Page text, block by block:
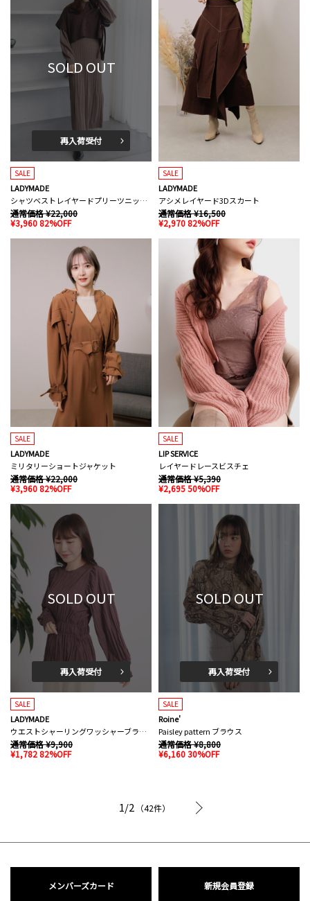
SOLD OUT
再入荷受付
SALE
LADYMADE
シャツベストレイヤードプリーツニットワンピース
通常価格 ¥22,000
¥3,960 82%OFF
SALE
LADYMADE
アシメレイヤード3Dスカート
通常価格 ¥16,500
¥2,970 82%OFF
SALE
LADYMADE
ミリタリーショートジャケット
通常価格 ¥22,000
¥3,960 82%OFF
SALE
LIP SERVICE
レイヤードレースビスチェ
通常価格 ¥5,390
¥2,695 50%OFF
SOLD OUT
再入荷受付
SALE
LADYMADE
ウエストシャーリングワッシャーブラウス
通常価格 ¥9,900
¥1,782 82%OFF
SOLD OUT
再入荷受付
SALE
Roine'
Paisley pattern ブラウス
通常価格 ¥8,800
¥6,160 30%OFF
1/2 （42件）
メンバーズカード 新規会員登録